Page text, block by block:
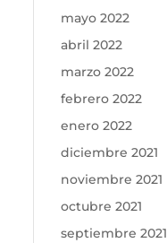
mayo 2022
abril 2022
marzo 2022
febrero 2022
enero 2022
diciembre 2021
noviembre 2021
octubre 2021
septiembre 2021